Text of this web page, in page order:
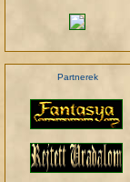
Partnerek